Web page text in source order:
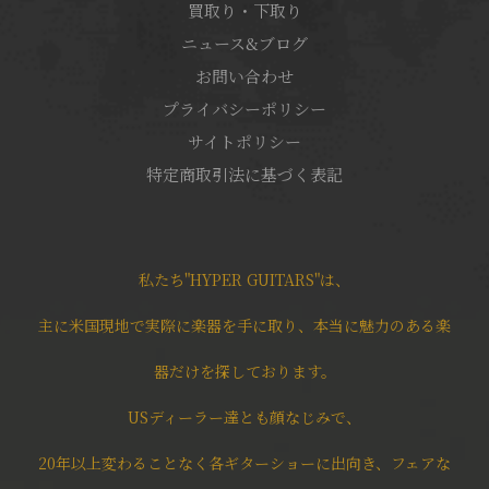
買取り・下取り
ニュース&ブログ
お問い合わせ
プライバシーポリシー
サイトポリシー
特定商取引法に基づく表記
私たち"HYPER GUITARS"は、
主に米国現地で実際に楽器を手に取り、本当に魅力のある楽
器だけを探しております。
USディーラー達とも顔なじみで、
20年以上変わることなく各ギターショーに出向き、フェアな